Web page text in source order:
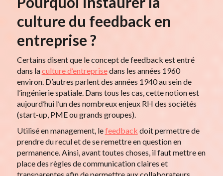
culture du feedback en
entreprise ?
Certains disent que le concept de feedback est entré
dans laculture d’entreprisedans les années 1960
environ. D’autres parlent des années 1940 au sein de
l’ingénierie spatiale. Dans tous les cas, cette notion est
aujourd’hui l’un des nombreux enjeux RH des sociétés
(start-up, PME ou grands groupes).
Utilisé en management, lefeedback doit permettre de
prendre du recul et de se remettre en question en
permanence. Ainsi, avant toutes choses, il faut mettre en
place des règles de communication claires et
transparentes afin de permettre aux collaborateurs